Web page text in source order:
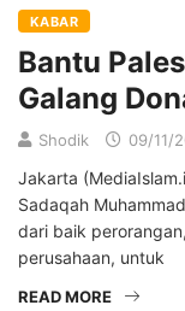
KABAR
Bantu
Galang
Shodik 09/11/
Jakarta
Sadaqah
dari baik
perusahaan, untuk
READ MORE